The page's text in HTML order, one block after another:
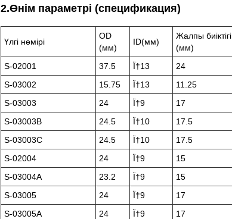
2.Өнім параметрі (спецификация)
Үлгі нөмірі
OD
(мм)
ID(мм)
Жалпы биіктігі
(мм)
S-02001 37.5 Ï†13 24
S-03002
15.75 Ï†13 11.25
S-03003
24 Ï†9 17
S-03003B
24.5 Ï†10 17.5
S-03003C
24.5 Ï†10 17.5
S-02004
24 Ï†9 15
S-03004A
23.2 Ï†9 15
S-03005
24 Ï†9 17
S-03005A
24 Ï†9 17